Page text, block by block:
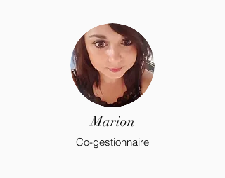
Marion
Co-gestionnaire